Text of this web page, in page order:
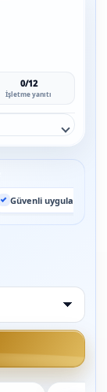
0/12
İşletme yanıtı
Güvenli uygulama